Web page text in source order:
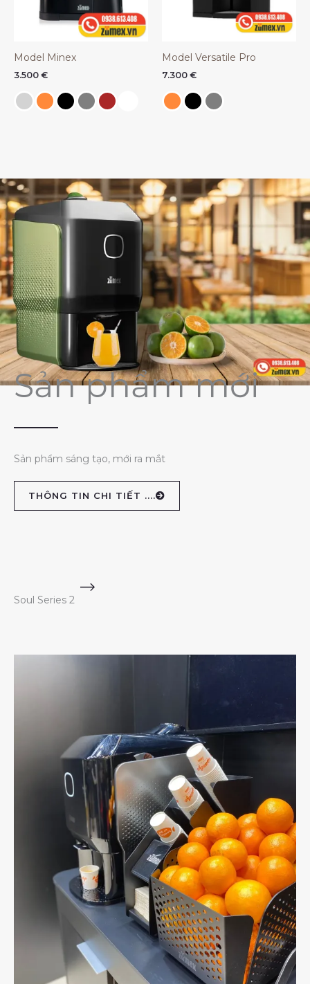
Model Minex
3.500 €
Model Versatile Pro
7.300 €
Sản phẩm mới
Sản phẩm sáng tạo, mới ra mắt
THÔNG TIN CHI TIẾT ....
Soul Series 2